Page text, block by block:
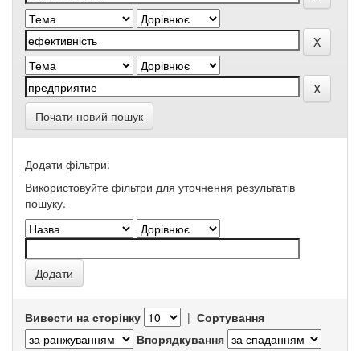
Почати новий пошук
Додати фільтри:
Використовуйте фільтри для уточнення результатів
пошуку.
Вивести на сторінку | Сортування
Впорядкування